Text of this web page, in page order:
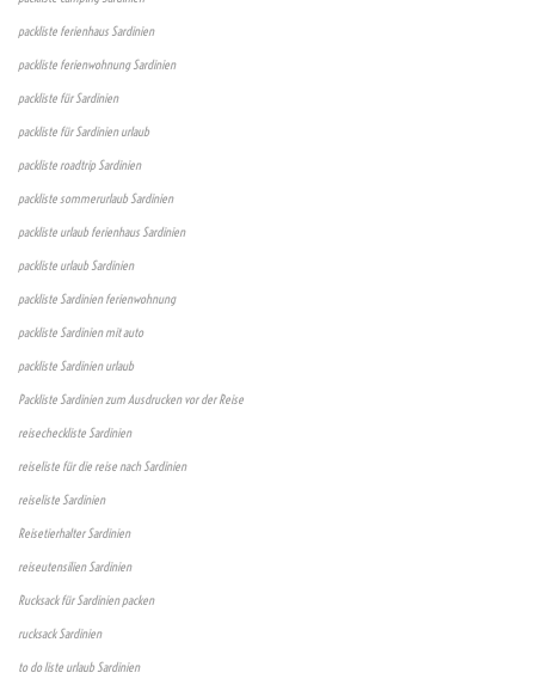
packliste ferienhaus Sardinien
packliste ferienwohnung Sardinien
packliste für Sardinien
packliste für Sardinien urlaub
packliste roadtrip Sardinien
packliste sommerurlaub Sardinien
packliste urlaub ferienhaus Sardinien
packliste urlaub Sardinien
packliste Sardinien ferienwohnung
packliste Sardinien mit auto
packliste Sardinien urlaub
Packliste Sardinien zum Ausdrucken vor der Reise
reisecheckliste Sardinien
reiseliste für die reise nach Sardinien
reiseliste Sardinien
Reisetierhalter Sardinien
reiseutensilien Sardinien
Rucksack für Sardinien packen
rucksack Sardinien
to do liste urlaub Sardinien